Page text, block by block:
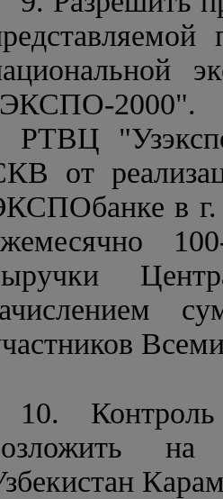
2000".
РТВЦ
от
в
10.
на